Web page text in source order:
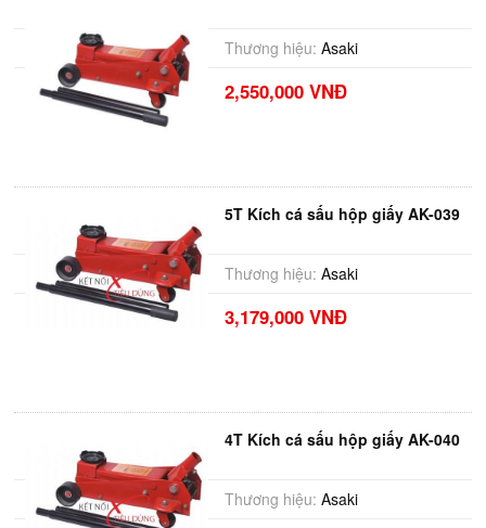
Thương hiệu: Asaki
2,550,000 VNĐ
5T Kích cá sấu hộp giấy AK-039
Thương hiệu: Asaki
3,179,000 VNĐ
4T Kích cá sấu hộp giấy AK-040
Thương hiệu: Asaki